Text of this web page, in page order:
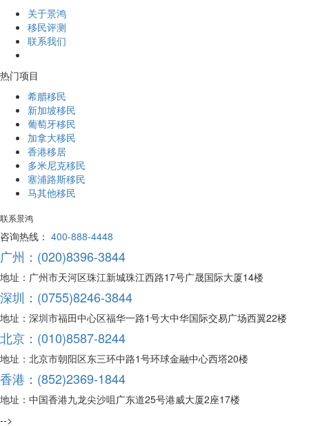
关于景鸿
移民评测
联系我们
热门项目
希腊移民
新加坡移民
葡萄牙移民
加拿大移民
香港移居
多米尼克移民
塞浦路斯移民
马其他移民
联系景鸿
咨询热线： 400-888-4448
广州：(020)8396-3844
地址：广州市天河区珠江新城珠江西路17号广晟国际大厦14楼
深圳：(0755)8246-3844
地址：深圳市福田中心区福华一路1号大中华国际交易广场西翼22楼
北京：(010)8587-8244
地址：北京市朝阳区东三环中路1号环球金融中心西塔20楼
香港：(852)2369-1844
地址：中国香港九龙尖沙咀广东道25号港威大厦2座17楼
-->